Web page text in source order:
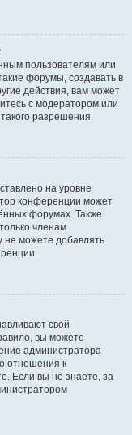
пользователям или
форумы, создавать в
действия, вам может
с модератором или
разрешения.
на уровне
конференции может
форумах. Также
членам
не можете добавлять
свой
вы можете
администратора
отношения к
Если вы не знаете, за